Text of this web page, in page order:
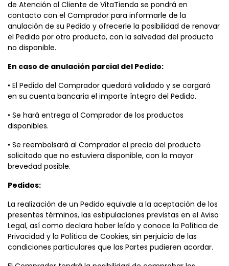
de Atención al Cliente de VitaTienda se pondrá en
contacto con el Comprador para informarle de la
anulación de su Pedido y ofrecerle la posibilidad de renovar
el Pedido por otro producto, con la salvedad del producto
no disponible.
En caso de anulación parcial del Pedido:
• El Pedido del Comprador quedará validado y se cargará
en su cuenta bancaria el importe íntegro del Pedido.
• Se hará entrega al Comprador de los productos
disponibles.
• Se reembolsará al Comprador el precio del producto
solicitado que no estuviera disponible, con la mayor
brevedad posible.
Pedidos:
La realización de un Pedido equivale a la aceptación de los
presentes términos, las estipulaciones previstas en el Aviso
Legal, así como declara haber leído y conoce la Política de
Privacidad y la Política de Cookies, sin perjuicio de las
condiciones particulares que las Partes pudieren acordar.